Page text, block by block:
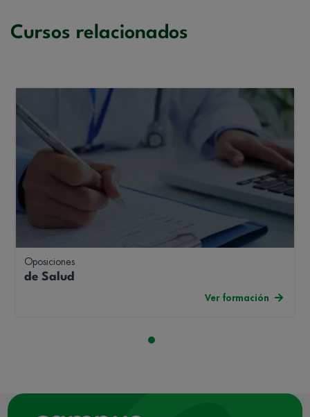
Cursos relacionados
Oposiciones
de Salud
Ver formación